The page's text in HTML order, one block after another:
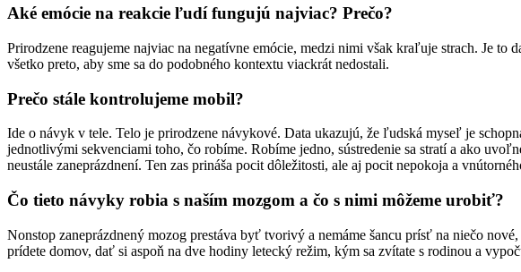
Aké emócie na reakcie ľudí fungujú najviac? Prečo?
Prirodzene reagujeme najviac na negatívne emócie, medzi nimi však kraľuje strach. Je
všetko preto, aby sme sa do podobného kontextu viackrát nedostali.
Prečo stále kontrolujeme mobil?
Ide o návyk v tele. Telo je prirodzene návykové. Data ukazujú, že ľudská myseľ je
jednotlivými sekvenciami toho, čo robíme. Robíme jedno, sústredenie sa stratí a ako
neustále zaneprázdnení. Ten zas prináša pocit dôležitosti, ale aj pocit nepokoja a
Čo tieto návyky robia s naším mozgom a čo s nimi môžeme urobiť?
Nonstop zaneprázdnený mozog prestáva byť tvorivý a nemáme šancu prísť na niečo
prídete domov, dať si aspoň na dve hodiny letecký režim, kým sa zvítate s rodinou a